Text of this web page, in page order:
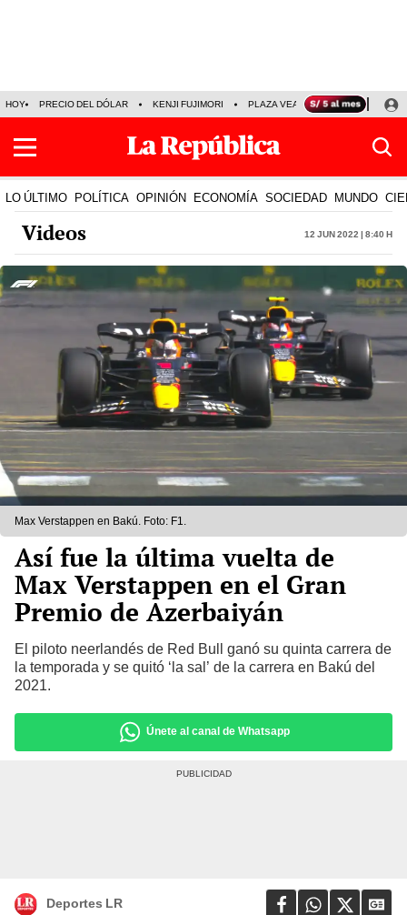
HOY PRECIO DEL DÓLAR KENJI FUJIMORI PLAZA VEA FERIADOS
LO ÚLTIMO POLÍTICA OPINIÓN ECONOMÍA SOCIEDAD MUNDO
Videos 12 Jun 2022 | 8:40 h
Max Verstappen en Bakú. Foto: F1.
Así fue la última vuelta de
Max Verstappen en el Gran
Premio de Azerbaiyán
El piloto neerlandés de Red Bull ganó su quinta carrera de
la temporada y se quitó ‘la sal’ de la carrera en Bakú del
2021.
Únete al canal de Whatsapp
Deportes LR